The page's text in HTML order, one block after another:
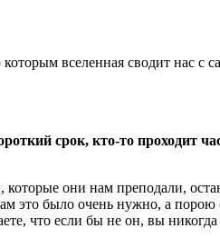
вселенная сводит нас с
срок, кто-то проходит
они нам преподали,
это было очень нужно, а порою
что если бы не он, вы